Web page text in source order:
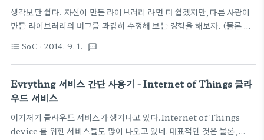
멀 관리할 것인지만 꾸며 넣으면 됨..이런 세상이야
~~관련 ARM techcon review 하나 추가 별로 안
유명하지만 먼가 있어 보인다.
http://exosite.com/solutions/development-
kits/ (via TI L..
생각보단 쉽다. 자신이 만든 라이브러리 라면 더 쉽겠지만,다른 사람이
만든 라이브러리의 버그를 과감히 수정해 보는 경험을 해보자. (물론 라
을 적어보았다.아래 http://medium.com 을 통해 적은 글을 클릭해
서 보자. 그대로 긁어 오려니, CSS가 너무 안맞네. 수정하기는 귀찮고
링크로 대신한다. from : https://medium.com/@bjnhur/be-
a-contributor-of-mbed-library-82a1b75fc754Ethernet
Library for W5500 ( WIZnet ) 예제로 모두에게 오픈되어 있는
#mbed에 흔적을 남겨보자. 누군가에게 도움이 되지 않아도..되길 바
라지만 Be a Contrib..
format_list_bulleted SoC · 2014. 9. 1. textsms
Evrythng 서비스 간단 사용기 - Internet of Things 클라
우드 서비스
여기저기 클라우드 서비스가 생겨나고 있다.Internet of Things
device 를 위한 서비스들도 많이 나오고 있네.대표적인 것은 물론,